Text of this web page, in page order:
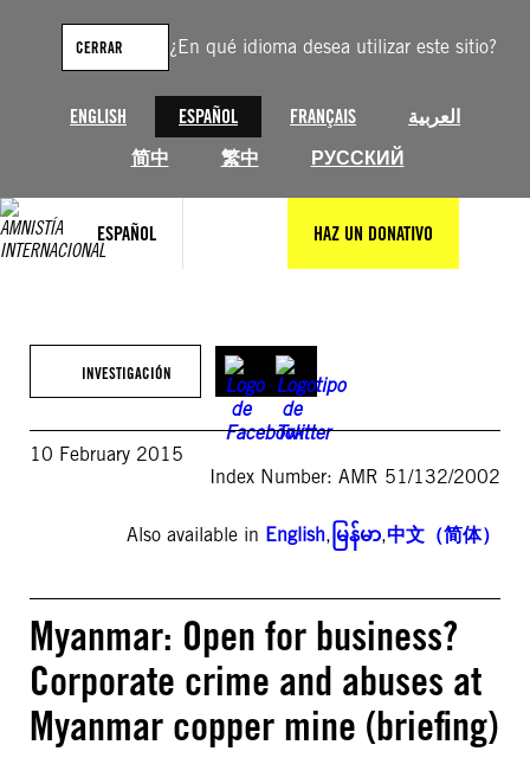
¿En qué idioma desea utilizar este sitio?
ENGLISH ESPAÑOL FRANÇAIS
العربية
简中
繁中 РУССКИЙ
CERRAR
ESPAÑOL HAZ UN DONATIVO
contenido
INVESTIGACIÓN
10 February 2015
Index Number: AMR 51/132/2002
Also available in English, မြန်မာ,中文（简体）
Myanmar: Open for business?
Corporate crime and abuses at
Myanmar copper mine (briefing)